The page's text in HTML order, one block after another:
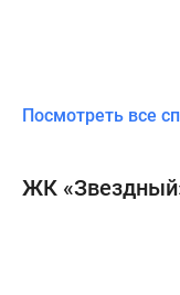
Посмотреть все
ЖК